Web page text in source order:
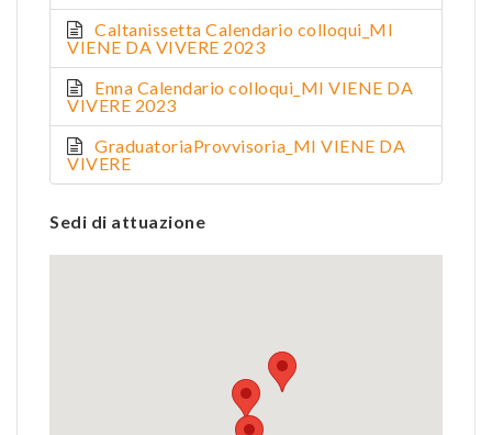
Caltanissetta Calendario colloqui_MI
VIENE DA VIVERE 2023
Enna Calendario colloqui_MI VIENE DA
VIVERE 2023
GraduatoriaProvvisoria_MI VIENE DA
VIVERE
Sedi di attuazione